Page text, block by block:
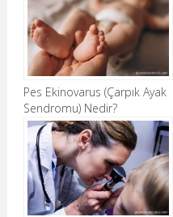
Pes Ekinovarus (Çarpık Ayak
Sendromu) Nedir?